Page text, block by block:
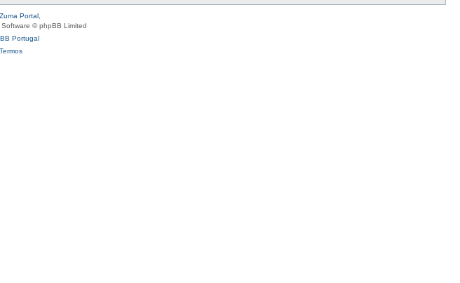
Zuma Portal
© phpBB Limited
Portugal
Termos